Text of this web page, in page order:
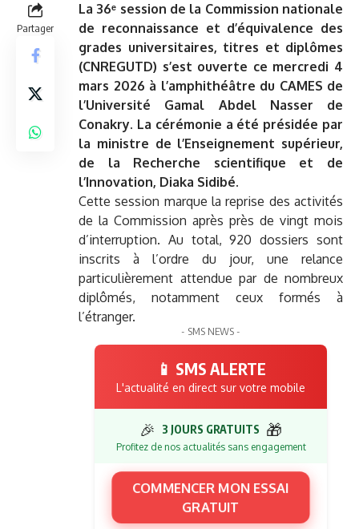
Partager
La 36ᵉ session de la Commission nationale
de reconnaissance et d’équivalence des
grades universitaires, titres et diplômes
(CNREGUTD) s’est ouverte ce mercredi 4
mars 2026 à l’amphithéâtre du CAMES de
l’Université Gamal Abdel Nasser de
Conakry. La cérémonie a été présidée par
la ministre de l’Enseignement supérieur,
de la Recherche scientifique et de
l’Innovation, Diaka Sidibé.
Cette session marque la reprise des activités
de la Commission après près de vingt mois
d’interruption. Au total, 920 dossiers sont
inscrits à l’ordre du jour, une relance
particulièrement attendue par de nombreux
diplômés, notamment ceux formés à
l’étranger.
- SMS NEWS -
📱 SMS ALERTE
L'actualité en direct sur votre mobile
🎉 3 JOURS GRATUITS 🎁
Profitez de nos actualités sans engagement
COMMENCER MON ESSAI
GRATUIT